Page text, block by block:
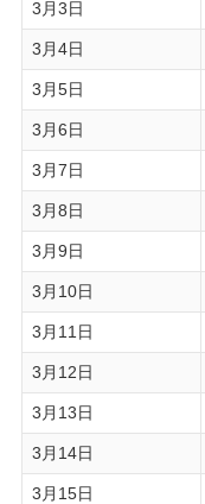
3月3日
3月4日
3月5日
3月6日
3月7日
3月8日
3月9日
3月10日
3月11日
3月12日
3月13日
3月14日
3月15日